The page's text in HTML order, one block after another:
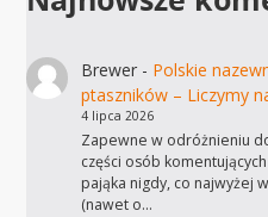
Brewer- Polskie
ptaszników – Liczymy
4 lipca 2026
Zapewne w odróżnieniu
części osób
pająka nigdy, co najwyżej
(nawet o…